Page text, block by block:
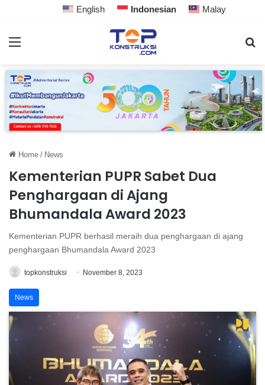
English Indonesian Malay
Home / News
Kementerian PUPR Sabet Dua
Penghargaan di Ajang
Bhumandala Award 2023
Kementerian PUPR berhasil meraih dua penghargaan di ajang
penghargaan Bhumandala Award 2023
topkonstruksi November 8, 2023
News